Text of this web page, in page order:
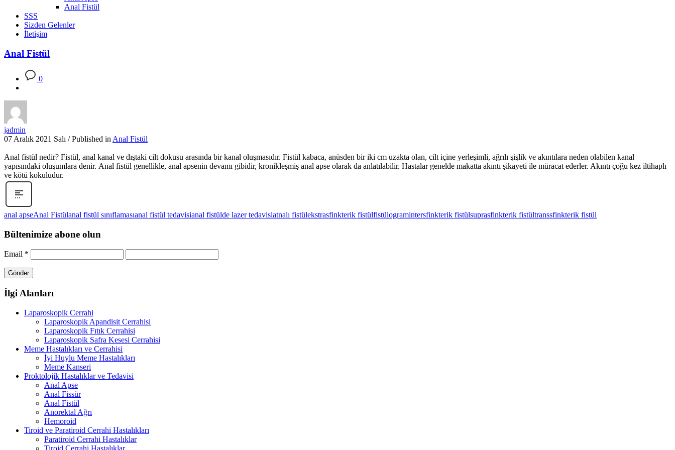
Anal Fistül
SSS
Sizden Gelenler
İletişim
Anal Fistül
0
jadmin
07 Aralık 2021 Salı / Published in Anal Fistül
Anal fistül nedir? Fistül, anal kanal ve dıştaki cilt dokusu arasında bir kanal oluşmasıdır. Fistül kabaca, anüsden bir iki cm uzakta olan, cilt içine yerleşimli, ağrılı şişlik ve akıntılara neden olabilen kanal
yapısındaki oluşumlara denir. Anal fistül genellikle, anal apsenin devamı gibidir, kronikleşmiş anal apse olarak da anlatılabilir. Hastalar genelde makatta akıntı şikayeti ile müracat ederler. Akıntı çoğu kez iltihaplı
ve kötü kokuludur.
anal apseAnal Fistülanal fistül sınıflamasıanal fistül tedavisianal fistülde lazer tedavisiatnalı fistülekstrasfinkterik fistülfistülogramintersfinkterik fistülsuprasfinkterik fistültranssfinkterik fistül
Bültenimize abone olun
Email *
İlgi Alanları
Laparoskopik Cerrahi
Laparoskopik Apandisit Cerrahisi
Laparoskopik Fıtık Cerrahisi
Laparoskopik Safra Kesesi Cerrahisi
Meme Hastalıkları ve Cerrahisi
İyi Huylu Meme Hastalıkları
Meme Kanseri
Proktolojik Hastalıklar ve Tedavisi
Anal Apse
Anal Fissür
Anal Fistül
Anorektal Ağrı
Hemoroid
Tiroid ve Paratiroid Cerrahi Hastalıkları
Paratiroid Cerrahi Hastalıklar
Tiroid Cerrahi Hastalıklar